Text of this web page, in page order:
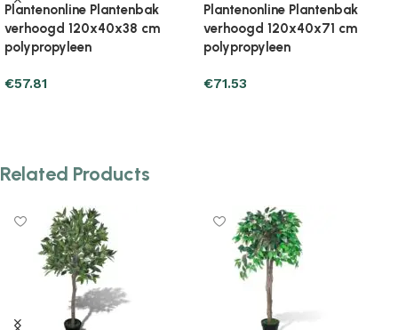
Plantenonline Plantenbak
verhoogd 150x30x25 cm
massief teakhout
€119.55
Plantenonline Plantenbak
verhoogd 160x40x23 cm
polypropyleen
€46.05
Related Products